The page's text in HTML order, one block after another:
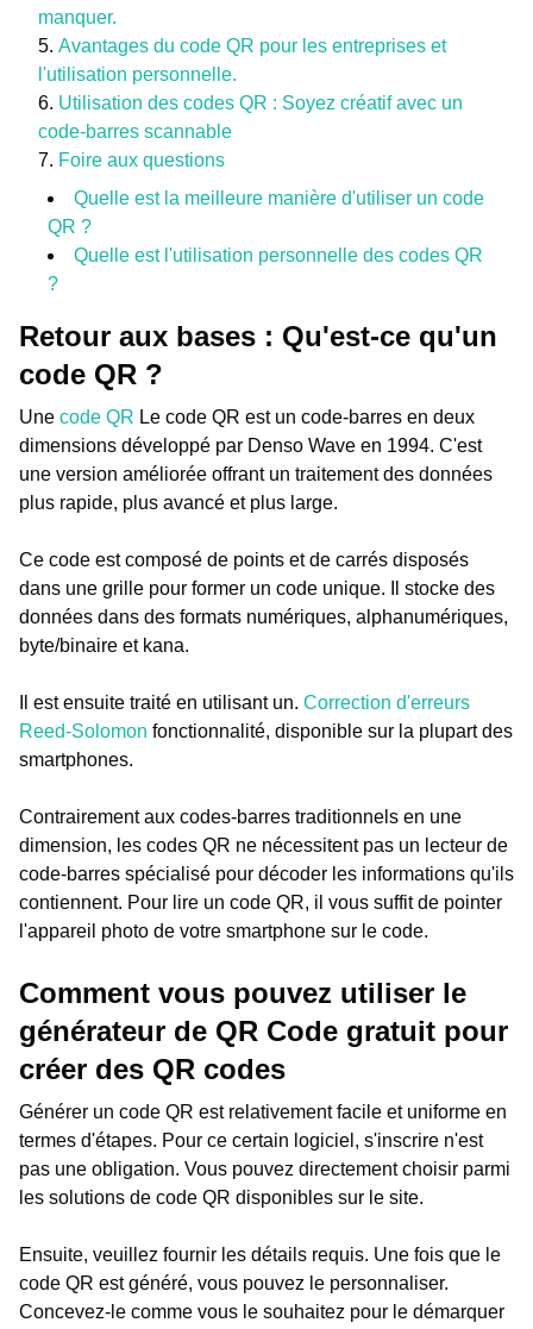
manquer.
Avantages du code QR pour les entreprises et
l'utilisation personnelle.
Utilisation des codes QR : Soyez créatif avec un
code-barres scannable
Foire aux questions
Quelle est la meilleure manière d'utiliser un code
QR ?
Quelle est l'utilisation personnelle des codes QR
?
Retour aux bases : Qu'est-ce qu'un
code QR ?
Une code QR Le code QR est un code-barres en deux
dimensions développé par Denso Wave en 1994. C'est
une version améliorée offrant un traitement des données
plus rapide, plus avancé et plus large.
Ce code est composé de points et de carrés disposés
dans une grille pour former un code unique. Il stocke des
données dans des formats numériques, alphanumériques,
byte/binaire et kana.
Il est ensuite traité en utilisant un. Correction d'erreurs
Reed-Solomon fonctionnalité, disponible sur la plupart des
smartphones.
Contrairement aux codes-barres traditionnels en une
dimension, les codes QR ne nécessitent pas un lecteur de
code-barres spécialisé pour décoder les informations qu'ils
contiennent. Pour lire un code QR, il vous suffit de pointer
l'appareil photo de votre smartphone sur le code.
Comment vous pouvez utiliser le
générateur de QR Code gratuit pour
créer des QR codes
Générer un code QR est relativement facile et uniforme en
termes d'étapes. Pour ce certain logiciel, s'inscrire n'est
pas une obligation. Vous pouvez directement choisir parmi
les solutions de code QR disponibles sur le site.
Ensuite, veuillez fournir les détails requis. Une fois que le
code QR est généré, vous pouvez le personnaliser.
Concevez-le comme vous le souhaitez pour le démarquer